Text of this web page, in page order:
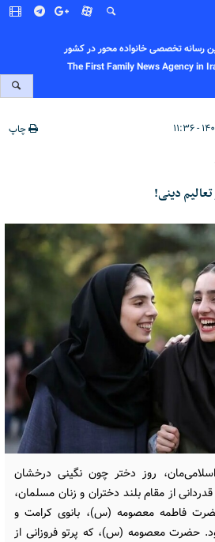
رسانه تخصصی خانواده محور در کشور
The First Family News Agency in
چاپ
دینی!
روز دختر چون نگینی درخشان
از مقام بلند دختران و زنان مسلمان،
فاطمه معصومه (س)، بانوی کرامت و
حضرت معصومه (س)، که پرتو فروزانی از